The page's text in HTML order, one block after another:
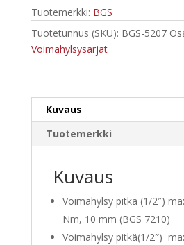
osainen
sarja
5207
Tuotemerkki: BGS
Tuotetunnus (SKU): BGS-5207
Voimahylsysarjat
Kuvaus
Tuotemerkki
Kuvaus
Voimahylsy pitkä (1/2″)
Nm, 10 mm (BGS 7210)
Voimahylsy pitkä(1/2″)